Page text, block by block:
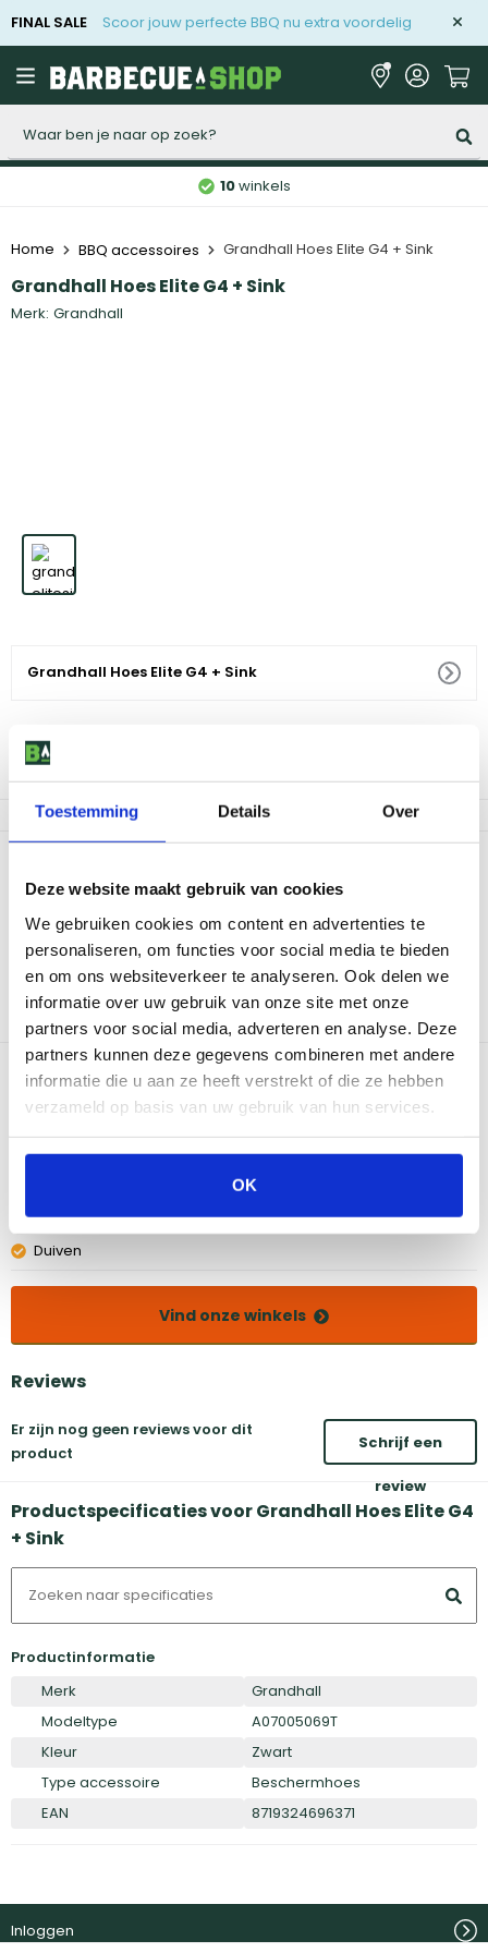
Toestemming Details Over
Deze website maakt gebruik van cookies
We gebruiken cookies om content en advertenties te
personaliseren, om functies voor social media te bieden
en om ons websiteverkeer te analyseren. Ook delen we
informatie over uw gebruik van onze site met onze
partners voor social media, adverteren en analyse. Deze
partners kunnen deze gegevens combineren met andere
informatie die u aan ze heeft verstrekt of die ze hebben
verzameld op basis van uw gebruik van hun services.
OK
FINAL SALE Scoor jouw perfecte BBQ nu extra voordelig
10winkels
Home BBQ accessoires Grandhall Hoes Elite G4 + Sink
Grandhall Hoes Elite G4 + Sink
Merk: Grandhall
Grandhall Hoes Elite G4 + Sink
99,95
Met de Grandhall Hoes Elite G4 + Sink zorg je voor de beste
bescherming van je BBQ. Deze hoes is speciaal ontworpen voor
de Grandhall Elite G4 BBQ en biedt een optimale bescherming
tegen alle weersomstandigheden. Of het nu regent, sneeuwt of
de zon schijnt, je BBQ blijft in topconditie. Bovendien is de hoes
voorzien van een handige sink, waardoor je hem eenvoudig kunt
bevestigen en verwijderen.
Bekijk dit product in onze winkels
Amsterdam
Duiven
Eindhoven
Vind onze winkels
Reviews
Er zijn nog geen reviews voor dit
product
Schrijf een
review
Productspecificaties voor Grandhall Hoes Elite G4
+ Sink
Productinformatie
Merk
Grandhall
Modeltype
A07005069T
Kleur
Zwart
Type accessoire
Beschermhoes
EAN
8719324696371
Inloggen